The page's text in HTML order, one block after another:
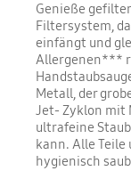
Genieße
Filtersystem,
einfängt und
Allergenen***
Metall, der
Jet- Zyklon mit
ultrafeine
kann. Alle Teile
hygienisch